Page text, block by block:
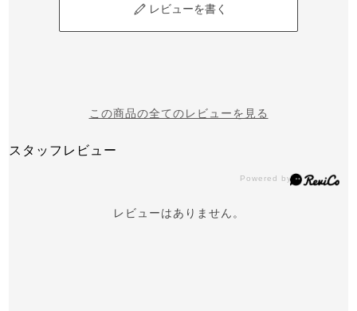
レビューを書く
この商品の全てのレビューを見る
スタッフレビュー
レビューはありません。